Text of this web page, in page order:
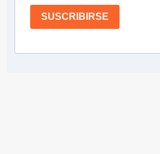
SUSCRIBIRSE